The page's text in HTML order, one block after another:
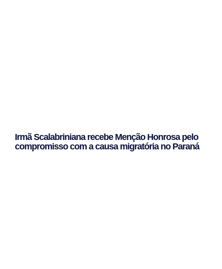
Irmã Scalabriniana recebe Menção Honrosa pelo
compromisso com a causa migratória no Paraná